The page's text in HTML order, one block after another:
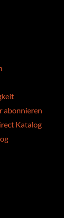
abonnieren
Katalog